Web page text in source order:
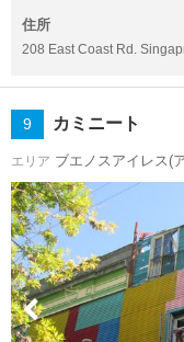
住所
208 East Coast Rd.
9 カミニート
エリア ブエノスアイレス(